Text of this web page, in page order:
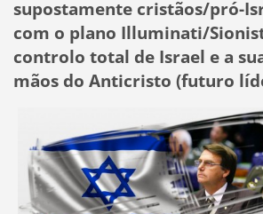
supostamente cristãos/pró-
com o plano Illuminati/
controlo total de Israel e a
mãos do Anticristo (futuro